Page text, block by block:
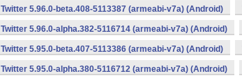
Twitter 5.96.0-beta.408-5113387 (armeabi-v7a) (Android)
Twitter 5.96.0-alpha.382-5116714 (armeabi-v7a) (Android)
Twitter 5.95.0-beta.407-5113386 (armeabi-v7a) (Android)
Twitter 5.95.0-alpha.380-5116712 (armeabi-v7a) (Android)